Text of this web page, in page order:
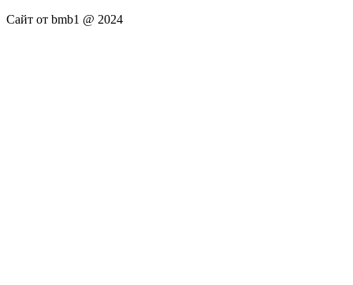
Сайт от bmb1 @ 2024